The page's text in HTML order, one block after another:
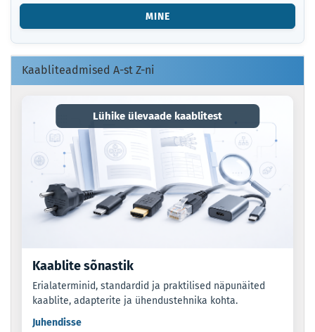
VÕI
KOOD.
MINE
Kaabliteadmised A-st Z-ni
Lühike ülevaade kaablitest
Kaablite sõnastik
Erialaterminid, standardid ja praktilised näpunäited
kaablite, adapterite ja ühendustehnika kohta.
Juhendisse